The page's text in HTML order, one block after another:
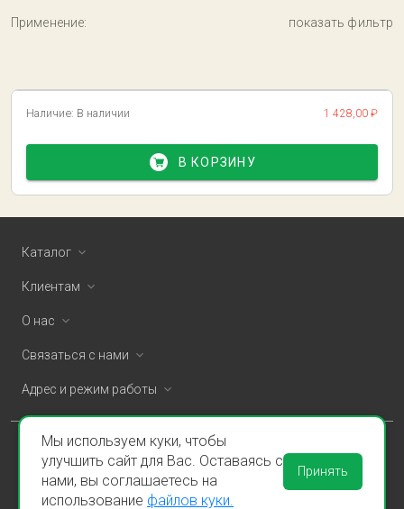
Применение: показать фильтр
Наличие: В наличии 1 428,00 ₽
В КОРЗИНУ
Каталог
Клиентам
О нас
Связаться с нами
Адрес и режим работы
ООО «Спаклин» © 2026
Политика конфиденциальности и оферта
Мы используем куки, чтобы
улучшить сайт для Вас. Оставаясь с
нами, вы соглашаетесь на
использование файлов куки.
Принять